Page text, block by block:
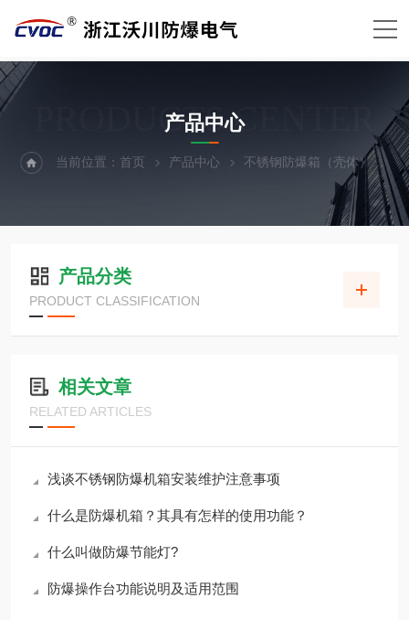
PRODUCTS CENTER
产品中心
当前位置：首页 产品中心 不锈钢防爆箱（壳体）
产品分类
PRODUCT CLASSIFICATION
相关文章
RELATED ARTICLES
浅谈不锈钢防爆机箱安装维护注意事项
什么是防爆机箱？其具有怎样的使用功能？
什么叫做防爆节能灯?
防爆操作台功能说明及适用范围